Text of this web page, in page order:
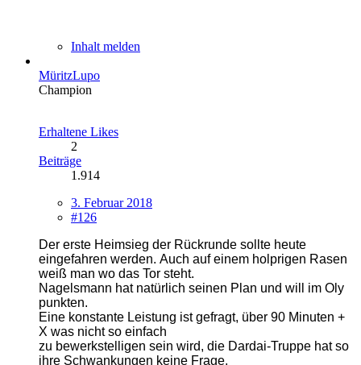
Inhalt melden
MüritzLupo
Champion
Erhaltene Likes
2
Beiträge
1.914
3. Februar 2018
#126
Der erste Heimsieg der Rückrunde sollte heute
eingefahren werden. Auch auf einem holprigen Rasen
weiß man wo das Tor steht.
Nagelsmann hat natürlich seinen Plan und will im Oly
punkten.
Eine konstante Leistung ist gefragt, über 90 Minuten +
X was nicht so einfach
zu bewerkstelligen sein wird, die Dardai-Truppe hat so
ihre Schwankungen keine Frage.